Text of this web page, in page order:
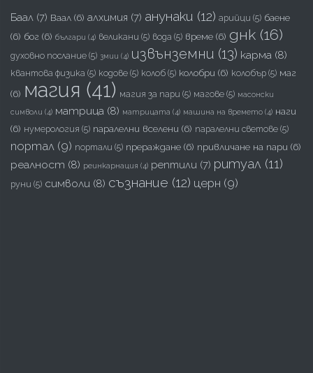
Баал (7) Ваал (6) алхимия (7) анунаки (12) арийци (5) баене
(6) бог (6) българи (4) великани (5) вода (5) време (6) днк (16)
духовно послание (5) змии (4) извънземни (13) карма (8)
квантова физика (5) кодове (5) колоб (5) колобри (6) колобър (5) маг
(6) магия (41) магия за пари (5) магове (5) масонски
символи (4) матрица (8) матрицата (4) машина на времето (4) наги
(6) нумерология (5) паралелни вселени (6) паралелни светове (5)
портал (9) портали (5) прераждане (6) привличане на пари (6)
реалност (8) реинкарнация (4) рептили (7) ритуал (11)
руни (5) символи (8) съзнание (12) церн (9)